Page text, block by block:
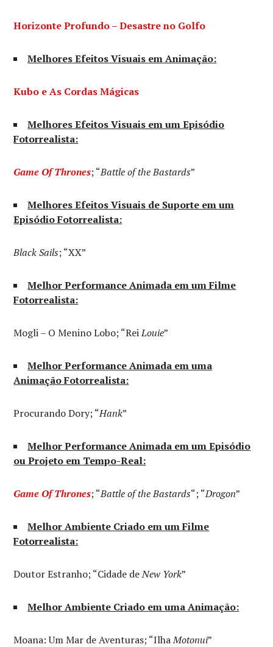
Horizonte Profundo – Desastre no Golfo
Melhores Efeitos Visuais em Animação:
Kubo e As Cordas Mágicas
Melhores Efeitos Visuais em um Episódio
Fotorrealista:
Game Of Thrones; “Battle of the Bastards”
Melhores Efeitos Visuais de Suporte em um
Episódio Fotorrealista:
Black Sails; “XX”
Melhor Performance Animada em um Filme
Fotorrealista:
Mogli – O Menino Lobo; “ReiLouie”
Melhor Performance Animada em uma
Animação Fotorrealista:
Procurando Dory; “Hank”
Melhor Performance Animada em um Episódio
ou Projeto em Tempo-Real:
Game Of Thrones; “Battle of the Bastards“; “Drogon”
Melhor Ambiente Criado em um Filme
Fotorrealista:
Doutor Estranho; “Cidade deNew York”
Melhor Ambiente Criado em uma Animação:
Moana: Um Mar de Aventuras; “IlhaMotonui”